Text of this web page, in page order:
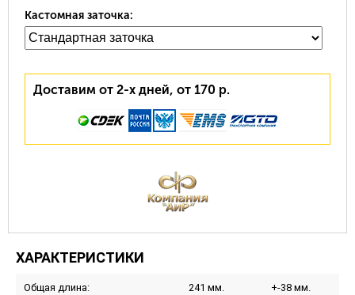
Кастомная заточка:
Доставим от 2-х дней, от 170 р.
ХАРАКТЕРИСТИКИ
Общая длина: 241 мм. +-38 мм.